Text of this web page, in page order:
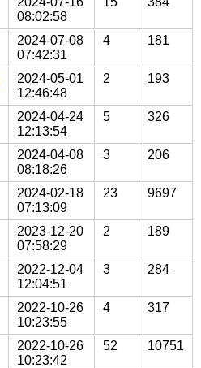
08:02:58
2024-07-08
07:42:31
4 181
2024-05-01
12:46:48
2 193
2024-04-24
12:13:54
5 326
2024-04-08
08:18:26
3 206
2024-02-18
07:13:09
23 9697
2023-12-20
07:58:29
2 189
2022-12-04
12:04:51
3 284
2022-10-26
10:23:55
4 317
2022-10-26
10:23:42
52 10751